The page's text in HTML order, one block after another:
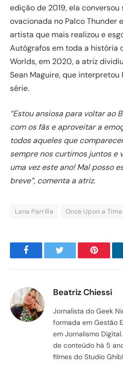
edição de 2019, ela
ovacionada no Palco Thunder
artista que mais realizou e
Autógrafos em toda a história
Worlds, em 2020, a atriz
Sean Maguire, que interpretou
série.
“Estou ansiosa para voltar ao
com os fãs e aproveitar a
todos aqueles que
sempre nos curtimos juntos e
uma vez este ano! Mal posso
breve”, comenta a atriz.
Lana Parrilla Once Upon a Time
Facebook
Beatriz Chiessi
Jornalista do Geek
formada em Gestão
em Jornalismo
de conteúdo há 5
filmes do Studio